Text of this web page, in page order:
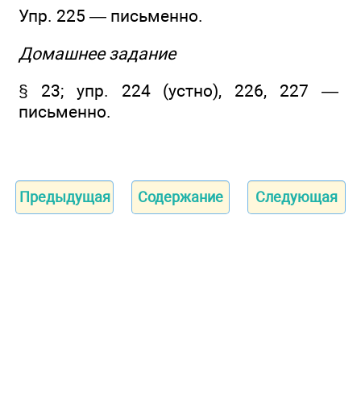
Упр. 225 — письменно.
Домашнее задание
§ 23; упр. 224 (устно), 226, 227 —
письменно.
Предыдущая Содержание Следующая